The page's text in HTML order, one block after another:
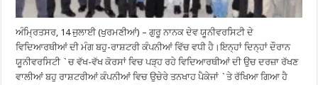
ਅੰਮ੍ਰਿਤਸਰ, 14 ਜੁਲਾਈ (ਖੁਰਮਣੀਆਂ) – ਗੁਰੂ ਨਾਨਕ ਦੇਵ ਯੂਨੀਵਰਸਿਟੀ ਦੇ
ਵਿਦਿਆਰਥੀਆਂ ਦੀ ਮੰਗ ਬਹੁ-ਰਾਸ਼ਟਰੀ ਕੰਪਨੀਆਂ ਵਿੱਚ ਵਧੀ ਹੈ।ਇਨ੍ਹਾਂ ਦਿਨ੍ਹਾਂ ਦੌਰਾਨ
ਯੂਨੀਵਰਸਿਟੀ `ਚ ਵੱਖ-ਵੱਖ ਕੋਰਸਾਂ ਵਿਚ ਪੜ੍ਹ ਰਹੇ ਵਿਦਿਆਰਥੀਆਂ ਦੀ ਉਚ ਦਰਜ਼ਾ ਰੱਖਣ
ਵਾਲੀਆਂ ਬਹੁ ਰਾਸ਼ਟਰੀਆਂ ਕੰਪਨੀਆਂ ਵਿਚ ਉਚੇਰੇ ਤਨਖਾਹ ਪੈਕੇਜਾਂ `ਤੇ ਰੱਖਿਆ ਗਿਆ ਹੈ